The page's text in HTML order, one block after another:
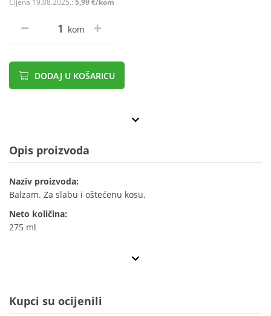
Cijena 19.08.2025.: 5,99 €/kom
kom
DODAJ U KOŠARICU
Opis proizvoda
Naziv proizvoda:
Balzam. Za slabu i oštećenu kosu.
Neto količina:
275 ml
Kupci su ocijenili